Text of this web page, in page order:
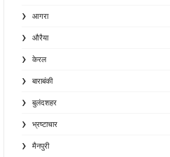
आगरा
औरैया
केरल
बाराबंकी
बुलंदशहर
भ्रष्टाचार
मैनपुरी